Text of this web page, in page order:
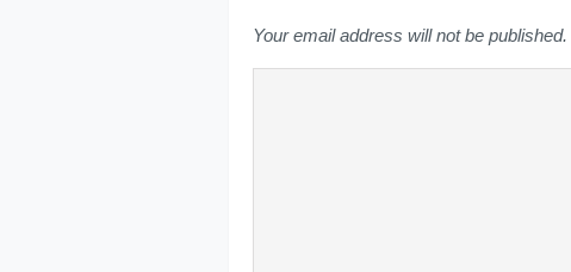
Your email address will not be published.